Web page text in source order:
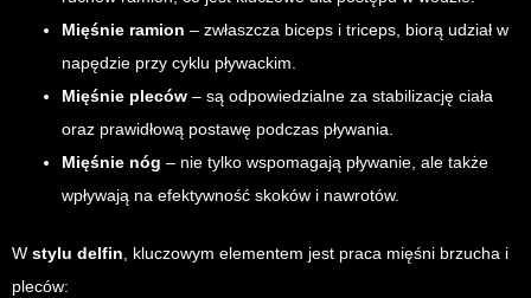
Mięśnie ramion – zwłaszcza biceps i triceps, biorą udział w
napędzie przy cyklu pływackim.
Mięśnie pleców – są odpowiedzialne za stabilizację ciała
oraz prawidłową postawę podczas pływania.
Mięśnie nóg – nie tylko wspomagają pływanie, ale także
wpływają na efektywność skoków i nawrotów.
W stylu delfin, kluczowym elementem jest praca mięśni brzucha i
pleców: